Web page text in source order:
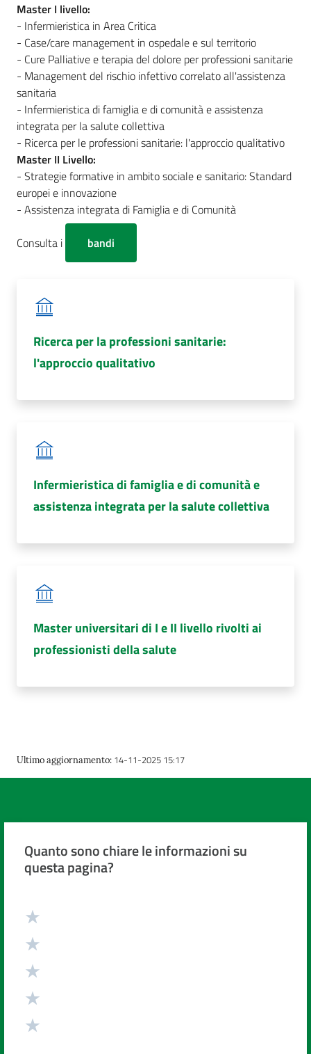
Studiare
a
Piacenza
Costruiamo
Salute
Novità
Imprese
su
Master I livello:
- Infermieristica in Area Critica
- Case/care management in ospedale e sul territorio
- Cure Palliative e terapia del dolore per professioni sanitarie
- Management del rischio infettivo correlato all'assistenza
sanitaria
- Infermieristica di famiglia e di comunità e assistenza
integrata per la salute collettiva
- Ricerca per le professioni sanitarie: l'approccio qualitativo
Master II Livello:
- Strategie formative in ambito sociale e sanitario: Standard
europei e innovazione
- Assistenza integrata di Famiglia e di Comunità
Consulta i
bandi
Ricerca per la professioni sanitarie:
l'approccio qualitativo
Infermieristica di famiglia e di comunità e
assistenza integrata per la salute collettiva
Master universitari di I e II livello rivolti ai
professionisti della salute
Ultimo aggiornamento: 14-11-2025 15:17
Quanto sono chiare le informazioni su
questa pagina?